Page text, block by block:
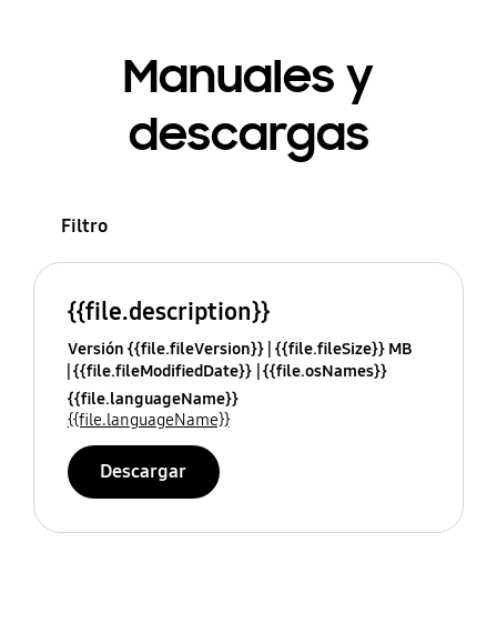
Manuales y
descargas
Filtro
{{file.description}}
Versión {{file.fileVersion}} {{file.fileSize}} MB
{{file.fileModifiedDate}} {{file.osNames}}
{{file.languageName}}
{{file.languageName}}
Descargar